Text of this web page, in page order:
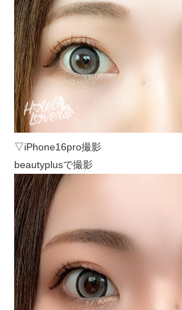
▽iPhone16pro撮影
beautyplusで撮影